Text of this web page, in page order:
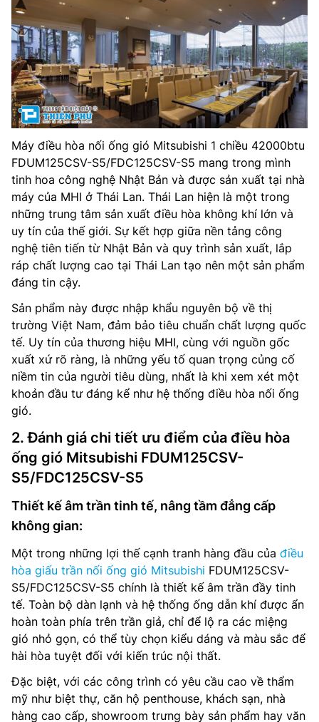
Máy điều hòa nối ống gió Mitsubishi 1 chiều 42000btu
FDUM125CSV-S5/FDC125CSV-S5 mang trong mình
tinh hoa công nghệ Nhật Bản và được sản xuất tại nhà
máy của MHI ở Thái Lan. Thái Lan hiện là một trong
những trung tâm sản xuất điều hòa không khí lớn và
uy tín của thế giới. Sự kết hợp giữa nền tảng công
nghệ tiên tiến từ Nhật Bản và quy trình sản xuất, lắp
ráp chất lượng cao tại Thái Lan tạo nên một sản phẩm
đáng tin cậy.
Sản phẩm này được nhập khẩu nguyên bộ về thị
trường Việt Nam, đảm bảo tiêu chuẩn chất lượng quốc
tế. Uy tín của thương hiệu MHI, cùng với nguồn gốc
xuất xứ rõ ràng, là những yếu tố quan trọng củng cố
niềm tin của người tiêu dùng, nhất là khi xem xét một
khoản đầu tư đáng kể như hệ thống điều hòa nối ống
gió.
2. Đánh giá chi tiết ưu điểm của điều hòa
ống gió Mitsubishi FDUM125CSV-
S5/FDC125CSV-S5
Thiết kế âm trần tinh tế, nâng tầm đẳng cấp
không gian:
Một trong những lợi thế cạnh tranh hàng đầu của điều
hòa giấu trần nối ống gió Mitsubishi FDUM125CSV-
S5/FDC125CSV-S5 chính là thiết kế âm trần đầy tinh
tế. Toàn bộ dàn lạnh và hệ thống ống dẫn khí được ẩn
hoàn toàn phía trên trần giả, chỉ để lộ ra các miệng
gió nhỏ gọn, có thể tùy chọn kiểu dáng và màu sắc để
hài hòa tuyệt đối với kiến trúc nội thất.
Đặc biệt, với các công trình có yêu cầu cao về thẩm
mỹ như biệt thự, căn hộ penthouse, khách sạn, nhà
hàng cao cấp, showroom trưng bày sản phẩm hay văn